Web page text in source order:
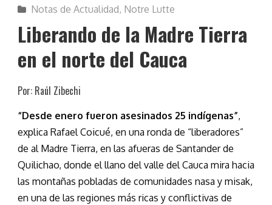
Notas de Actualidad, Notre Lutte
Liberando de la Madre Tierra
en el norte del Cauca
Por: Raúl Zibechi
“Desde enero fueron asesinados 25 indígenas”,
explica Rafael Coicué, en una ronda de “liberadores”
de al Madre Tierra, en las afueras de Santander de
Quilichao, donde el llano del valle del Cauca mira hacia
las montañas pobladas de comunidades nasa y misak,
en una de las regiones más ricas y conflictivas de